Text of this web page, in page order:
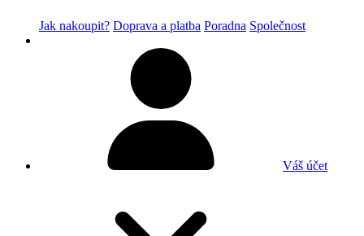
Jak nakoupit? Doprava a platba Poradna Společnost
Váš účet